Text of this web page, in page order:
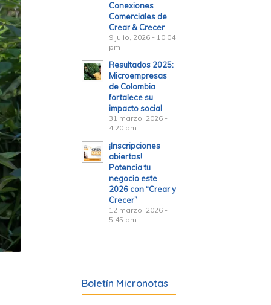
Conexiones
Comerciales de
Crear & Crecer
9 julio, 2026 - 10:04
pm
Resultados 2025:
Microempresas
de Colombia
fortalece su
impacto social
31 marzo, 2026 -
4:20 pm
¡Inscripciones
abiertas!
Potencia tu
negocio este
2026 con “Crear y
Crecer”
12 marzo, 2026 -
5:45 pm
Boletín Micronotas